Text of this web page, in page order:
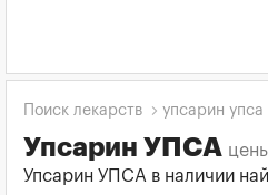
Поиск лекарств упсарин упса
Упсарин УПСА
Упсарин УПСА в наличии